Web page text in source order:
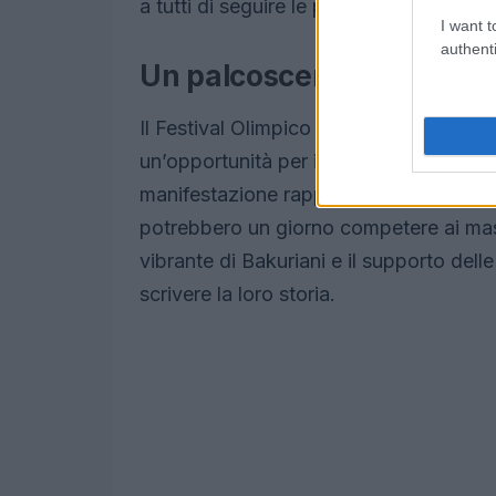
I want
a tutti di seguire le performance dei
Un palcoscenico per il
Il Festival Olimpico della Gioventù
un’opportunità per i giovani atleti di
manifestazione rappresenta un
potrebbero un giorno competere ai
vibrante di Bakuriani e il supporto
scrivere la loro storia.